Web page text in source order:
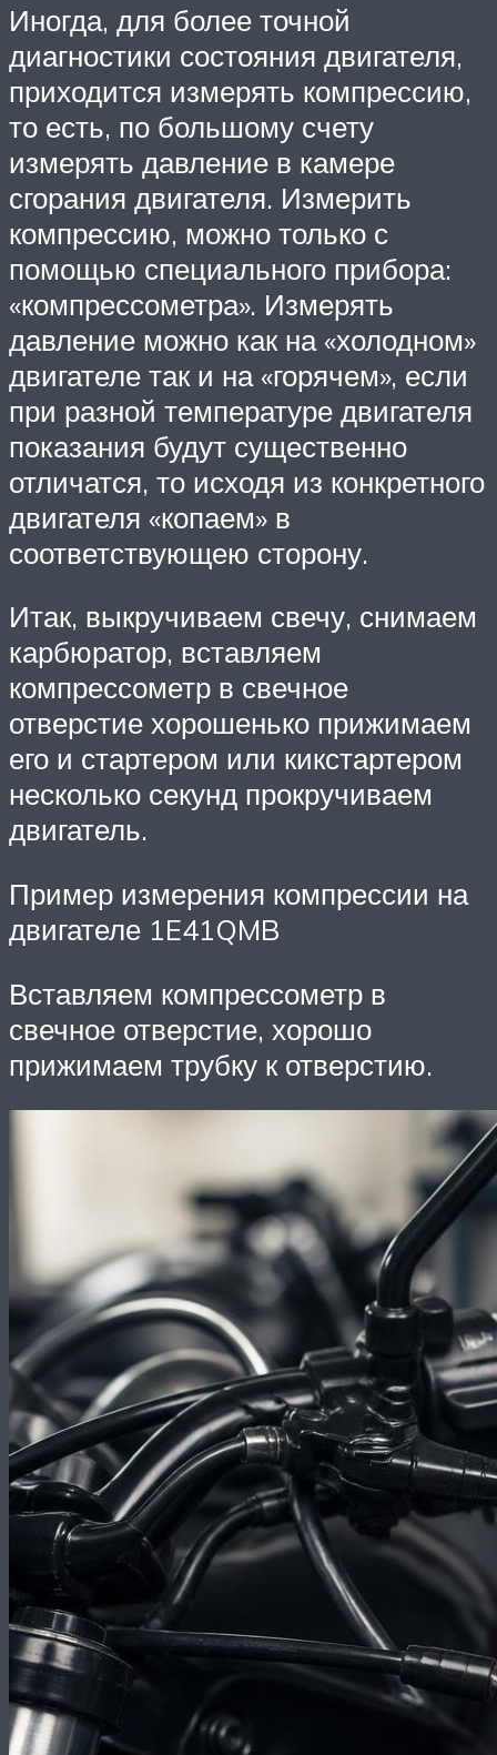
Иногда, для более точной
диагностики состояния двигателя,
приходится измерять компрессию,
то есть, по большому счету
измерять давление в камере
сгорания двигателя. Измерить
компрессию, можно только с
помощью специального прибора:
«компрессометра». Измерять
давление можно как на «холодном»
двигателе так и на «горячем», если
при разной температуре двигателя
показания будут существенно
отличатся, то исходя из конкретного
двигателя «копаем» в
соответствующею сторону.
Итак, выкручиваем свечу, снимаем
карбюратор, вставляем
компрессометр в свечное
отверстие хорошенько прижимаем
его и стартером или кикстартером
несколько секунд прокручиваем
двигатель.
Пример измерения компрессии на
двигателе 1E41QMB
Вставляем компрессометр в
свечное отверстие, хорошо
прижимаем трубку к отверстию.